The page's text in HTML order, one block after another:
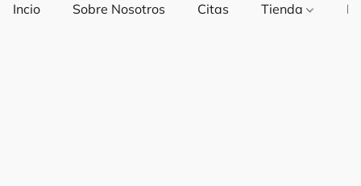
Incio Sobre Nosotros Citas Tienda